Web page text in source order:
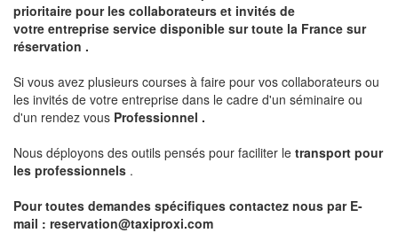
prioritaire pour les collaborateurs et invités de
votre entreprise service disponible sur toute la France sur
réservation .
Si vous avez plusieurs courses à faire pour vos collaborateurs ou
les invités de votre entreprise dans le cadre d'un séminaire ou
d'un rendez vous Professionnel .
Nous déployons des outils pensés pour faciliter le transport pour
les professionnels .
Pour toutes demandes spécifiques contactez nous par E-
mail : reservation@taxiproxi.com